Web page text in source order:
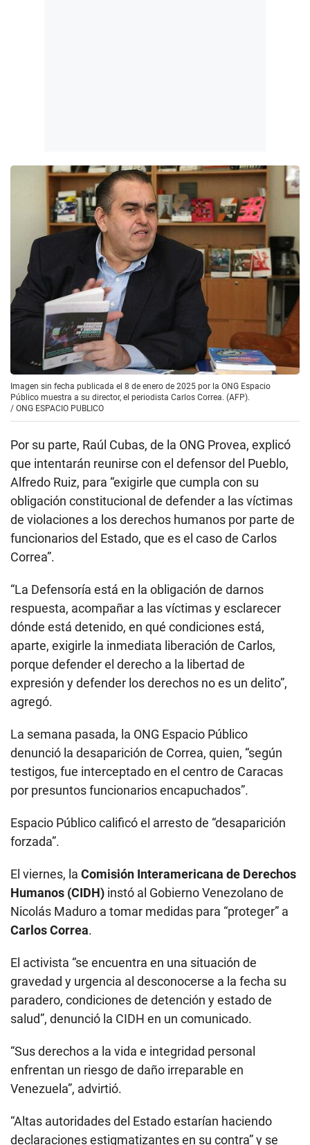
Imagen sin fecha publicada el 8 de enero de 2025 por la ONG Espacio
Público muestra a su director, el periodista Carlos Correa. (AFP).
/ ONG ESPACIO PUBLICO
Por su parte, Raúl Cubas, de la ONG Provea, explicó
que intentarán reunirse con el defensor del Pueblo,
Alfredo Ruiz, para “exigirle que cumpla con su
obligación constitucional de defender a las víctimas
de violaciones a los derechos humanos por parte de
funcionarios del Estado, que es el caso de Carlos
Correa”.
“La Defensoría está en la obligación de darnos
respuesta, acompañar a las víctimas y esclarecer
dónde está detenido, en qué condiciones está,
aparte, exigirle la inmediata liberación de Carlos,
porque defender el derecho a la libertad de
expresión y defender los derechos no es un delito”,
agregó.
La semana pasada, la ONG Espacio Público
denunció la desaparición de Correa, quien, “según
testigos, fue interceptado en el centro de Caracas
por presuntos funcionarios encapuchados”.
Espacio Público calificó el arresto de “desaparición
forzada”.
El viernes, la Comisión Interamericana de Derechos
Humanos (CIDH) instó al Gobierno Venezolano de
Nicolás Maduro a tomar medidas para “proteger” a
CarlosCorrea.
El activista “se encuentra en una situación de
gravedad y urgencia al desconocerse a la fecha su
paradero, condiciones de detención y estado de
salud”, denunció la CIDH en un comunicado.
“Sus derechos a la vida e integridad personal
enfrentan un riesgo de daño irreparable en
Venezuela”, advirtió.
“Altas autoridades del Estado estarían haciendo
declaraciones estigmatizantes en su contra” y se